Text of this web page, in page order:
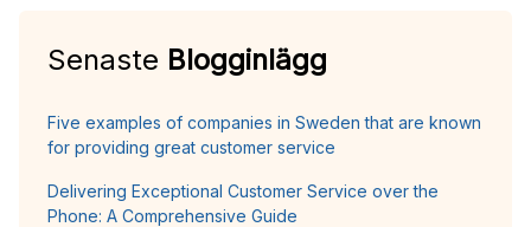
Senaste Blogginlägg
Five examples of companies in Sweden that are known
for providing great customer service
Delivering Exceptional Customer Service over the
Phone: A Comprehensive Guide